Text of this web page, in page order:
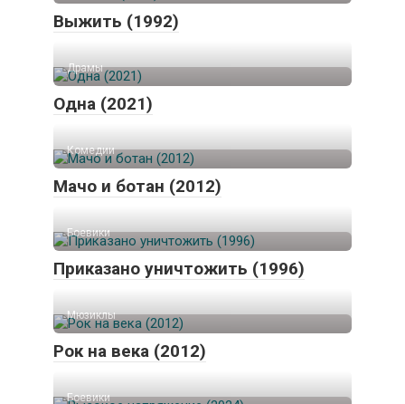
Выжить (1992)
Драмы
Одна (2021)
Комедии
Мачо и ботан (2012)
Боевики
Приказано уничтожить (1996)
Мюзиклы
Рок на века (2012)
Боевики